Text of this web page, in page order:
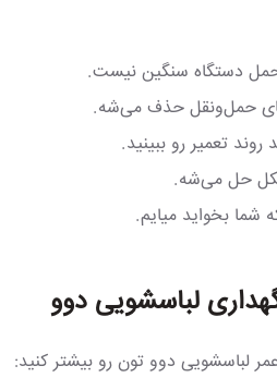
حمل دستگاه سنگین نیست.
حمل‌ونقل حذف می‌شه.
تعمیر رو ببینید.
حل می‌شه.
شما بخواید میایم.
لباسشویی دوو
لباسشویی دوو تون رو بیشتر کنید: